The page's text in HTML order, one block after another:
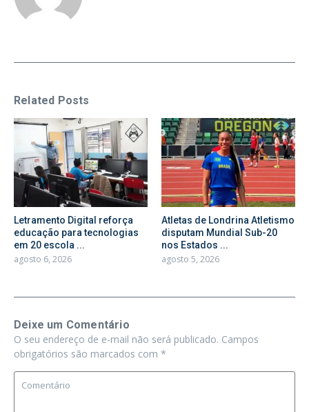
Related Posts
Letramento Digital reforça
educação para tecnologias
em 20 escola ...
agosto 6, 2026
Atletas de Londrina Atletismo
disputam Mundial Sub-20
nos Estados ...
agosto 5, 2026
Deixe um Comentário
O seu endereço de e-mail não será publicado. Campos
obrigatórios são marcados com *